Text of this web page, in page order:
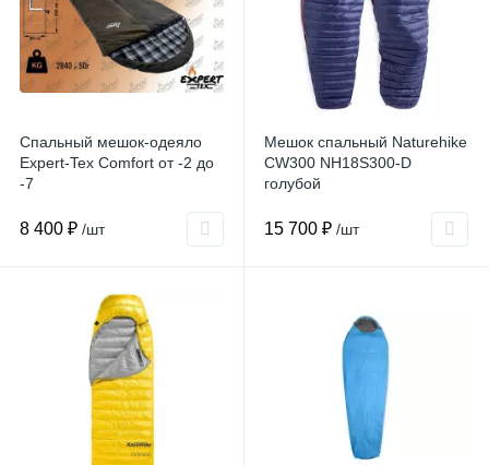
Спальный мешок-одеяло
Expert-Tex Comfort от -2 до
-7
8 400 ₽ /шт
Мешок спальный Naturehike
CW300 NH18S300-D
голубой
15 700 ₽ /шт